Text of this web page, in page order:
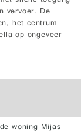
vervoer. De
het centrum
op ongeveer
woning Mijas